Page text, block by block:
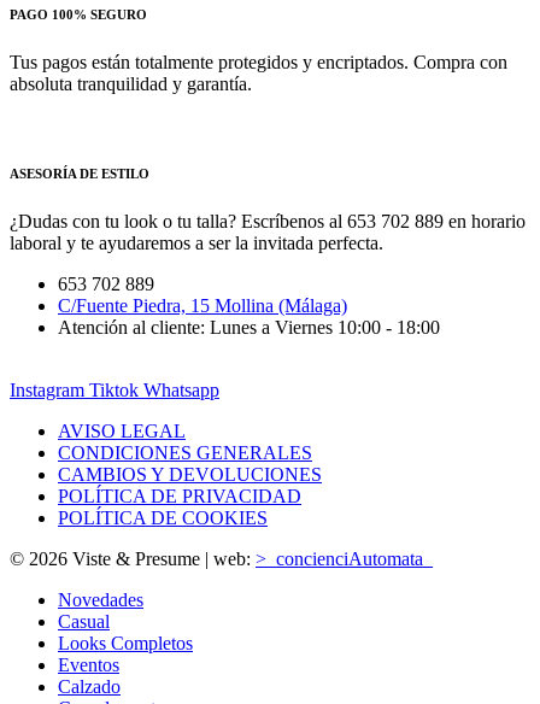
PAGO 100% SEGURO
Tus pagos están totalmente protegidos y encriptados. Compra con
absoluta tranquilidad y garantía.
ASESORÍA DE ESTILO
¿Dudas con tu look o tu talla? Escríbenos al 653 702 889 en horario
laboral y te ayudaremos a ser la invitada perfecta.
653 702 889
C/Fuente Piedra, 15 Mollina (Málaga)
Atención al cliente: Lunes a Viernes 10:00 - 18:00
Instagram Tiktok Whatsapp
AVISO LEGAL
CONDICIONES GENERALES
CAMBIOS Y DEVOLUCIONES
POLÍTICA DE PRIVACIDAD
POLÍTICA DE COOKIES
© 2026 Viste & Presume | web: >_concienciAutomata_
Novedades
Casual
Looks Completos
Eventos
Calzado